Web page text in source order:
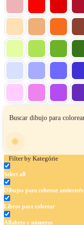
Filter by Kategórie
Select all
Dibujos para colorear antiestrés
Libros para colorear
Alfabeto y números